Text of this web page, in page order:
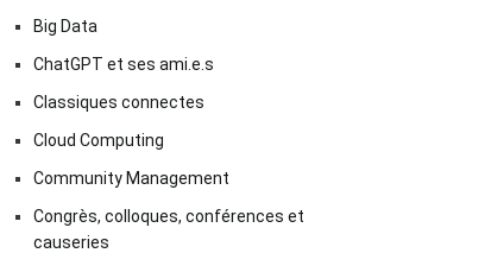
Big Data
ChatGPT et ses ami.e.s
Classiques connectes
Cloud Computing
Community Management
Congrès, colloques, conférences et
causeries